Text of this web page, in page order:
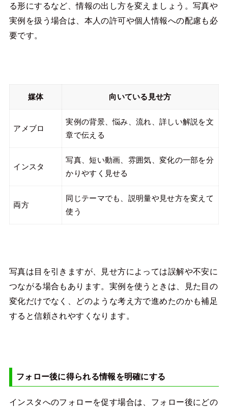
る形にするなど、情報の出し方を変えましょう。写真や
実例を扱う場合は、本人の許可や個人情報への配慮も必
要です。
媒体 向いている見せ方
アメブロ
実例の背景、悩み、流れ、詳しい解説を文
章で伝える
インスタ
写真、短い動画、雰囲気、変化の一部を分
かりやすく見せる
両方
同じテーマでも、説明量や見せ方を変えて
使う
写真は目を引きますが、見せ方によっては誤解や不安に
つながる場合もあります。実例を使うときは、見た目の
変化だけでなく、どのような考え方で進めたのかも補足
すると信頼されやすくなります。
フォロー後に得られる情報を明確にする
インスタへのフォローを促す場合は、フォロー後にどの